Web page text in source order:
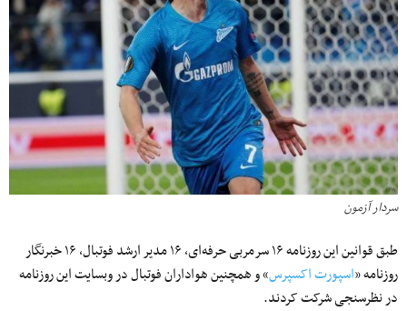
سردار آزمون
طبق قوانین این روزنامه ۱۶ سرمربی حرفه‌ای، ۱۶ مدیر ارشد فوتبال، ۱۶ خبرنگار
روزنامه «اسپورت اکسپرس» و همچنین هواداران فوتبال در وبسایت این روزنامه
در نظرسنجی شرکت کردند.